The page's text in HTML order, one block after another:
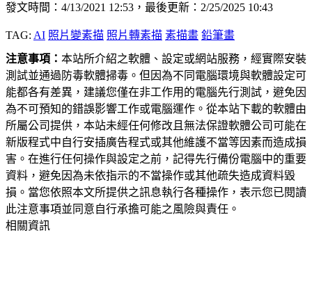
發文時間：4/13/2021 12:53，最後更新：2/25/2025 10:43
TAG: AI 照片變素描 照片轉素描 素描畫 鉛筆畫
注意事項： 本站所介紹之軟體、設定或網站服務，經實際安裝
測試並通過防毒軟體掃毒。但因為不同電腦環境與軟體設定可
能都各有差異，建議您僅在非工作用的電腦先行測試，避免因
為不可預知的錯誤影響工作或電腦運作。從本站下載的軟體由
所屬公司提供，本站未經任何修改且無法保證軟體公司可能在
新版程式中自行安插廣告程式或其他維護不當等因素而造成損
害。在進行任何操作與設定之前，記得先行備份電腦中的重要
資料，避免因為未依指示的不當操作或其他疏失造成資料毀
損。當您依照本文所提供之訊息執行各種操作，表示您已閱讀
此注意事項並同意自行承擔可能之風險與責任。
相關資訊